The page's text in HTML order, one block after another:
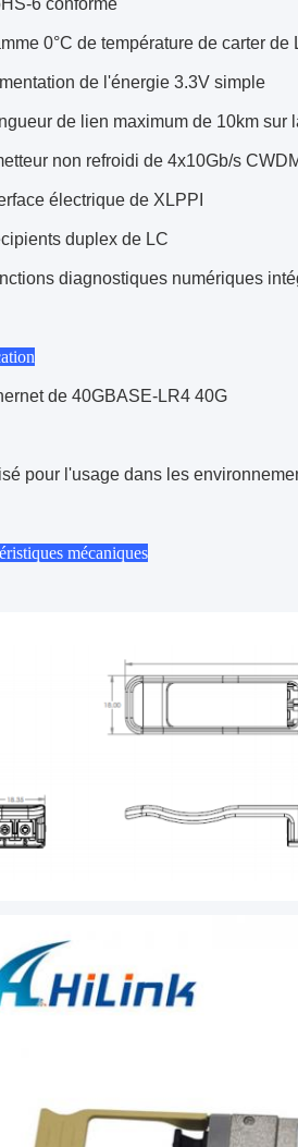
6 conforme
0°C de température de carter de
de l'énergie 3.3V simple
de lien maximum de 10km sur
non refroidi de 4x10Gb/s
électrique de XLPPI
duplex de LC
diagnostiques numériques
de 40GBASE-LR4 40G
pour l'usage dans les
mécaniques